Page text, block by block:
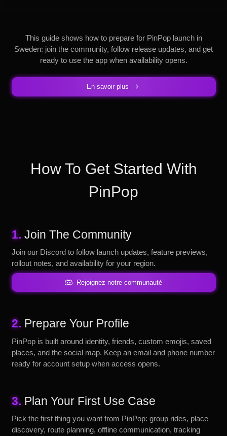
This guide shows how to prepare for PinPop launch in
Sweden: join the community, follow release updates, and get
ready to use the app when availability opens.
En savoir plus
How To Get Started With
PinPop
1. Join The Community
Join our Discord to follow launch updates, feature previews,
rollout notes, and availability for your region.
Rejoignez notre communauté
2. Prepare Your Profile
PinPop is built around identity, friends, custom emojis, saved
places, and the social map. Keep an email and phone number
ready for account setup when access opens.
3. Plan Your First Use Case
Pick the first thing you want from PinPop: group rides, place
discovery, route planning, offline communication, tracking